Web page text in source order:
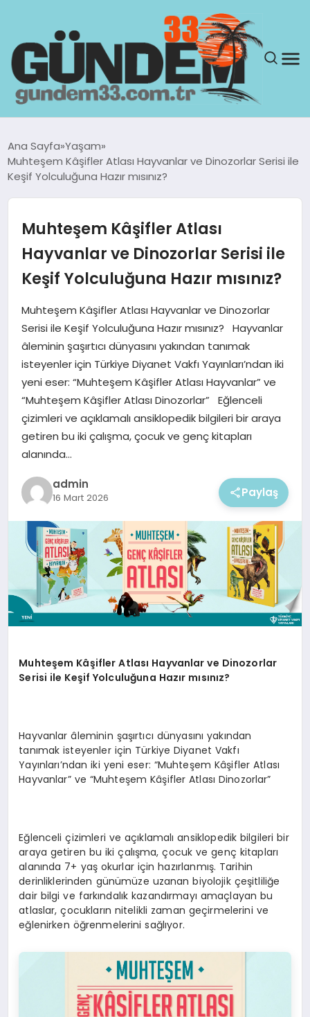
GÜNDEM
TEKNOLOJI
EKONOMI
MAGAZIN
Ana Sayfa Yaşam
Muhteşem Kâşifler Atlası Hayvanlar ve Dinozorlar Serisi ile
Keşif Yolculuğuna Hazır mısınız?
Muhteşem Kâşifler Atlası
Hayvanlar ve Dinozorlar Serisi ile
Keşif Yolculuğuna Hazır mısınız?
Muhteşem Kâşifler Atlası Hayvanlar ve Dinozorlar
Serisi ile Keşif Yolculuğuna Hazır mısınız? Hayvanlar
âleminin şaşırtıcı dünyasını yakından tanımak
isteyenler için Türkiye Diyanet Vakfı Yayınları’ndan iki
yeni eser: “Muhteşem Kâşifler Atlası Hayvanlar” ve
“Muhteşem Kâşifler Atlası Dinozorlar” Eğlenceli
çizimleri ve açıklamalı ansiklopedik bilgileri bir araya
getiren bu iki çalışma, çocuk ve genç kitapları
alanında…
admin
16 Mart 2026 Paylaş
Muhteşem Kâşifler Atlası Hayvanlar ve Dinozorlar
Serisi ile Keşif Yolculuğuna Hazır mısınız?
Hayvanlar âleminin şaşırtıcı dünyasını yakından
tanımak isteyenler için Türkiye Diyanet Vakfı
Yayınları’ndan iki yeni eser: “Muhteşem Kâşifler Atlası
Hayvanlar” ve “Muhteşem Kâşifler Atlası Dinozorlar”
Eğlenceli çizimleri ve açıklamalı ansiklopedik bilgileri bir
araya getiren bu iki çalışma, çocuk ve genç kitapları
alanında 7+ yaş okurlar için hazırlanmış. Tarihin
derinliklerinden günümüze uzanan biyolojik çeşitliliğe
dair bilgi ve farkındalık kazandırmayı amaçlayan bu
atlaslar, çocukların nitelikli zaman geçirmelerini ve
eğlenirken öğrenmelerini sağlıyor.